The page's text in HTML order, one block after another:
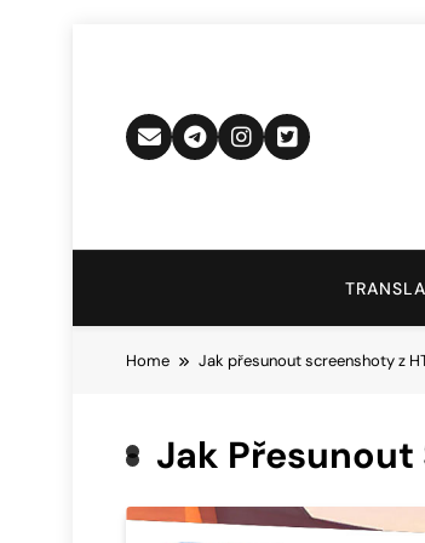
Home Jak přesunout screenshoty z
Jak Přesunout